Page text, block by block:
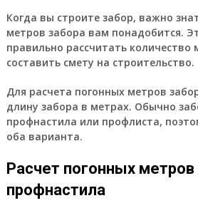
Когда вы строите забор, важно
метров забора вам понадобится.
правильно рассчитать количество
составить смету на строительство.
Для расчета погонных метров
длину забора в метрах. Обычно
профнастила или профлиста,
оба варианта.
Расчет погонных метров
профнастила